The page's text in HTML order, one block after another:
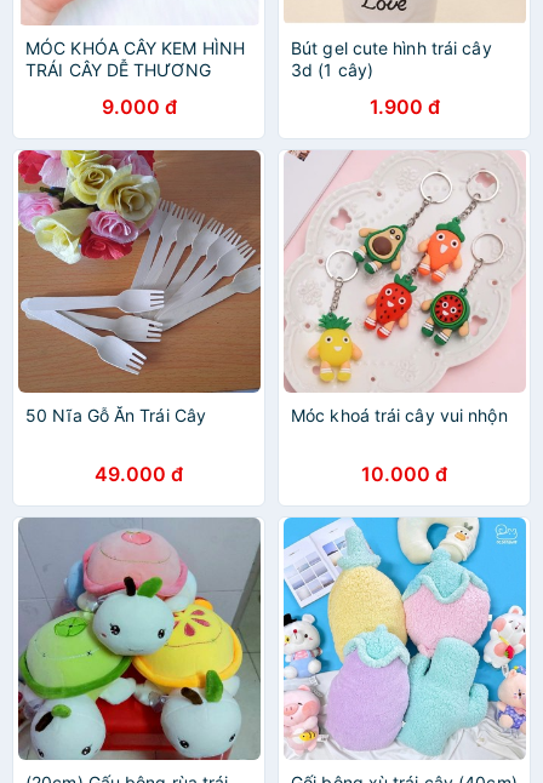
MÓC KHÓA CÂY KEM HÌNH
TRÁI CÂY DỄ THƯƠNG
9.000 đ
Bút gel cute hình trái cây
3d (1 cây)
1.900 đ
50 Nĩa Gỗ Ăn Trái Cây
49.000 đ
Móc khoá trái cây vui nhộn
10.000 đ